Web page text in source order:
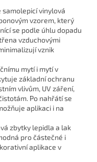
vinylová
vzorem, který
se podle úhlu dopadu
vzduchovými
vznik
mytí i mytí v
základní ochranu
vlivům, UV záření,
Po nahřátí se
aplikaci i na
zbytky lepidla a lak
pro částečné i
aplikace v